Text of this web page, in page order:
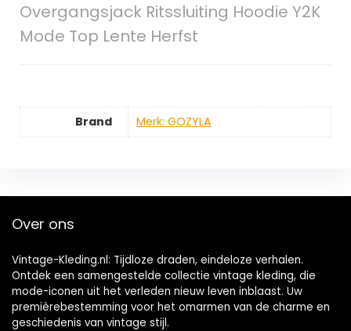
Overgangsjack Ritssluiting Hoodie Y2K
Mode Top Lente Herfst
Brand Merk: GOZYLA
Over ons
Vintage-Kleding.nl: Tijdloze draden, eindeloze verhalen.
Ontdek een samengestelde collectie vintage kleding, die
mode-iconen uit het verleden nieuw leven inblaast. Uw
premièrebestemming voor het omarmen van de charme en
geschiedenis van vintage stijl.